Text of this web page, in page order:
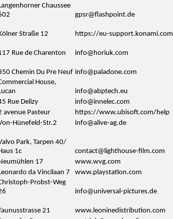
Chaussee
gpsr@flashpoint.de
Straße 12 https://eu-support.konami.com
Rue de Charenton info@horiuk.com
Chemin Du Pre Neuf info@paladone.com
House,
info@abptech.eu
Rue Delizy
info@innelec.com
avenue Pasteur
https://www.ubisoft.com/help
Hünefeld-Str.2 info@alive-ag.de
Park, Tarpen 40/
1c
contact@lighthouse-film.com
17
www.wvg.com
da Vincilaan 7
www.playstation.com
Probst-Weg
info@universal-pictures.de
21
www.leoninedistribution.com